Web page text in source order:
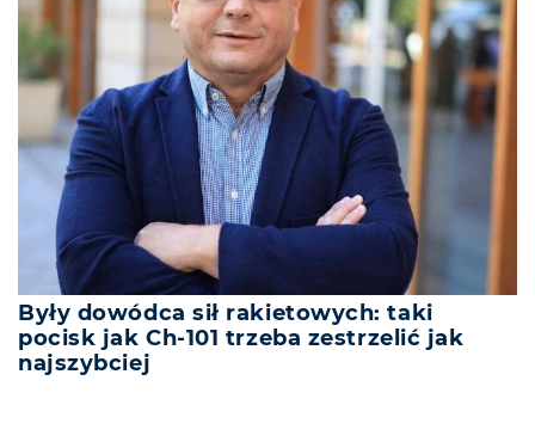
Były dowódca sił rakietowych: taki
pocisk jak Ch-101 trzeba zestrzelić jak
najszybciej